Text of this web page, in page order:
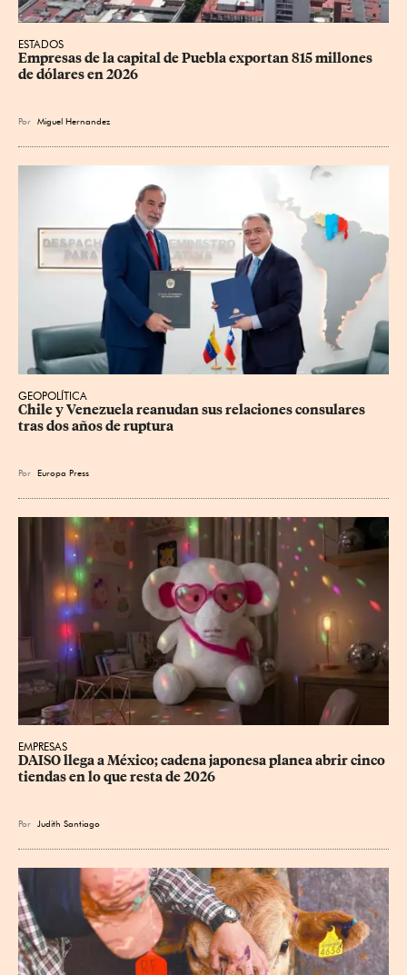
ESTADOS
Empresas de la capital de Puebla exportan 815 millones
de dólares en 2026
Por Miguel Hernandez
GEOPOLÍTICA
Chile y Venezuela reanudan sus relaciones consulares
tras dos años de ruptura
Por Europa Press
EMPRESAS
DAISO llega a México; cadena japonesa planea abrir cinco
tiendas en lo que resta de 2026
Por Judith Santiago